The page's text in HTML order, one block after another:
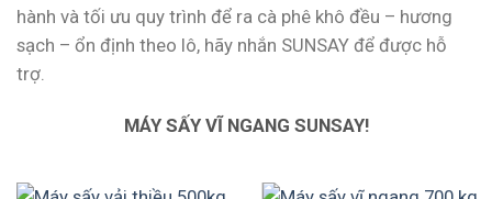
hành và tối ưu quy trình để ra cà phê khô đều – hương
sạch – ổn định theo lô, hãy nhắn SUNSAY để được hỗ
trợ.
MÁY SẤY VĨ NGANG SUNSAY!